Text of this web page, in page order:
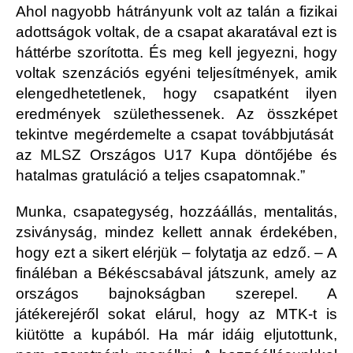
Ahol nagyobb hátrányunk volt az talán a fizikai
adottságok voltak, de a csapat akaratával ezt is
háttérbe szorította. És meg kell jegyezni, hogy
voltak szenzációs egyéni teljesítmények, amik
elengedhetetlenek, hogy csapatként ilyen
eredmények születhessenek. Az összképet
tekintve megérdemelte a csapat továbbjutását
az MLSZ Országos U17 Kupa döntőjébe és
hatalmas gratuláció a teljes csapatomnak.”
Munka, csapategység, hozzáállás, mentalitás,
zsiványság, mindez kellett annak érdekében,
hogy ezt a sikert elérjük – folytatja az edző. – A
fináléban a Békéscsabával játszunk, amely az
országos bajnokságban szerepel. A
játékerejéről sokat elárul, hogy az MTK-t is
kiütötte a kupából. Ha már idáig eljutottunk,